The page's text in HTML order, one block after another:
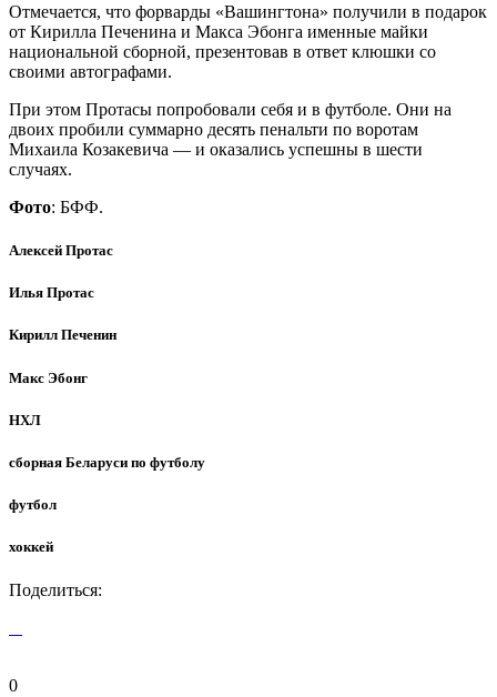
Отмечается, что форварды «Вашингтона» получили в подарок
от Кирилла Печенина и Макса Эбонга именные майки
национальной сборной, презентовав в ответ клюшки со
своими автографами.
При этом Протасы попробовали себя и в футболе. Они на
двоих пробили суммарно десять пенальти по воротам
Михаила Козакевича — и оказались успешны в шести
случаях.
Фото: БФФ.
Алексей Протас
Илья Протас
Кирилл Печенин
Макс Эбонг
НХЛ
сборная Беларуси по футболу
футбол
хоккей
Поделиться:
0